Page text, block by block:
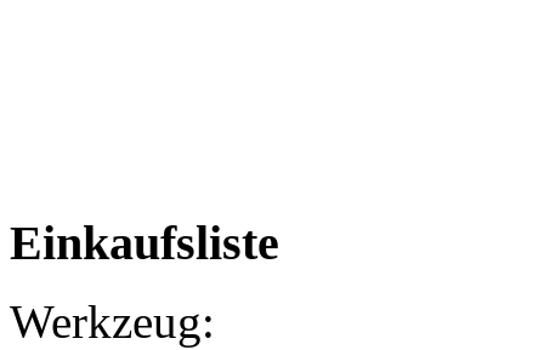
Einkaufsliste
Werkzeug: